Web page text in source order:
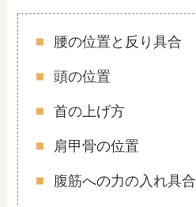
腰の位置と反り具合
頭の位置
首の上げ方
肩甲骨の位置
腹筋への力の入れ具合